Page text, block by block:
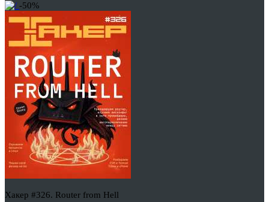
-50%
Хакер #326. Router from Hell